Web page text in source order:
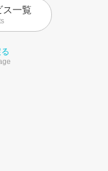
ス一覧